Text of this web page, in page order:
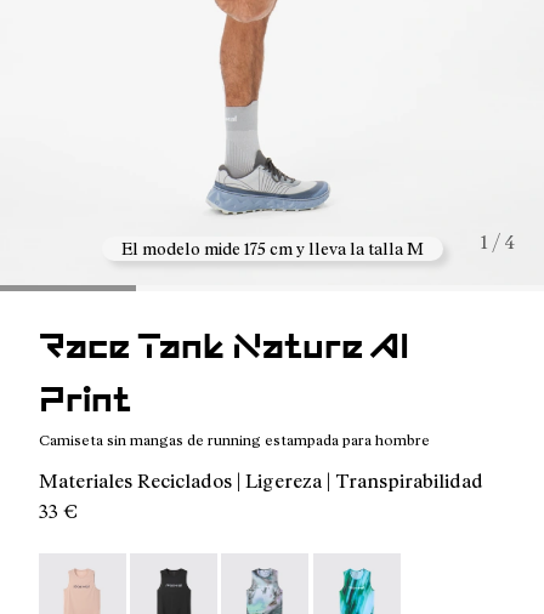
El modelo mide 175 cm y lleva la talla M 1 / 4
Race Tank Nature AI
Print
Camiseta sin mangas de running estampada para hombre
Materiales Reciclados | Ligereza | Transpirabilidad
33 €
Race Tank NN Dusty Pink - N1CMRT2-006
Race Tank NN Black - N1CMRT2-005
Race Tank Nature AI Print -
Race Tank Print -